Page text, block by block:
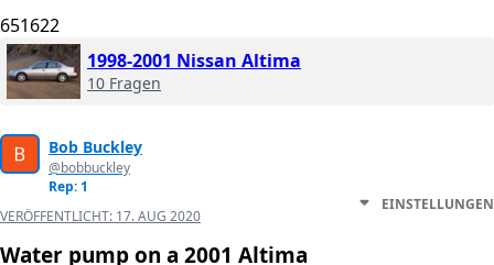
651622
1998-2001 Nissan Altima
10 Fragen
Bob Buckley
@bobbuckley
Rep: 1
VERÖFFENTLICHT: 17. AUG 2020
EINSTELLUNGEN
Water pump on a 2001 Altima